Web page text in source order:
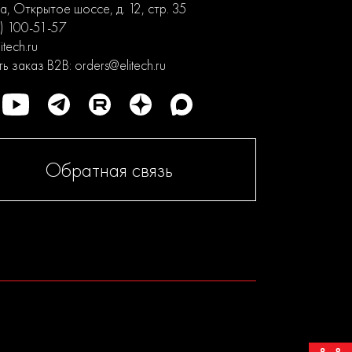
Открытое шоссе, д. 12, стр. 35
100-51-57
заказ B2B: orders@elitech.ru
Обратная связь